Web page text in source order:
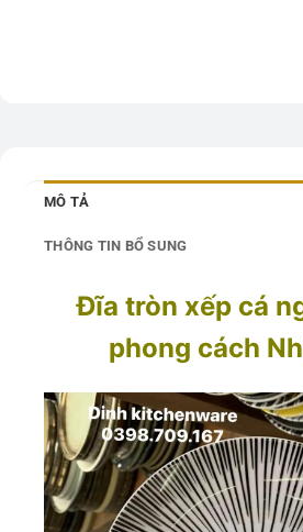
MÔ TẢ
THÔNG TIN BỔ SUNG
Đĩa tròn xếp cá
phong cách